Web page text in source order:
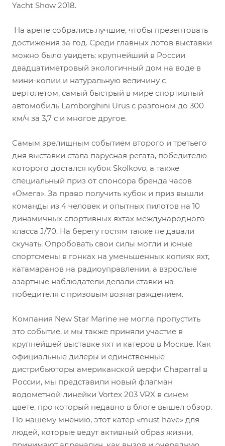
Yacht Show 2018.
На арене собрались лучшие, чтобы презентовать
достижения за год. Среди главных лотов выставки
можно было увидеть: крупнейший в России
двадцатиметровый экологичный дом на воде в
мини-копии и натуральную величину с
вертолетом, самый быстрый в мире спортивный
автомобиль Lamborghini Urus с разгоном до 300
км/ч за 3,7 с и многое другое.
Самым зрелищным событием второго и третьего
дня выставки стала парусная регата, победителю
которого достался кубок Skolkovo, а также
специальный приз от спонсора бренда часов
«Омега». За право получить кубок и приз вышли
команды из 4 человек и опытных пилотов на 10
динамичных спортивных яхтах международного
класса J/70. На берегу гостям также не давали
скучать. Опробовать свои силы могли и юные
спортсмены в гонках на уменьшенных копиях яхт,
катамаранов на радиоуправлении, а взрослые
азартные наблюдатели делали ставки на
победителя с призовым вознаграждением.
Компания New Star Marine не могла пропустить
это событие, и мы также приняли участие в
крупнейшей выставке яхт и катеров в Москве. Как
официальные дилеры и единственные
дистрибьюторы американской верфи Chaparral в
России, мы представили новый флагман
водометной линейки Vortex 203 VRX в синем
цвете, про который недавно в блоге вышел обзор.
По нашему мнению, этот катер «must have» для
людей, которые ведут активный образ жизни,